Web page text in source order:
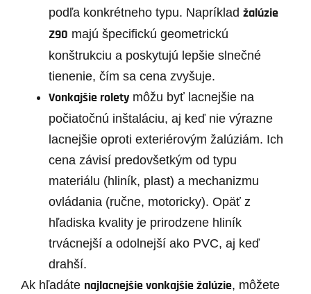
podľa konkrétneho typu. Napríklad žalúzie
Z90 majú špecifickú geometrickú
konštrukciu a poskytujú lepšie slnečné
tienenie, čím sa cena zvyšuje.
Vonkajšie rolety môžu byť lacnejšie na
počiatočnú inštaláciu, aj keď nie výrazne
lacnejšie oproti exteriérovým žalúziám. Ich
cena závisí predovšetkým od typu
materiálu (hliník, plast) a mechanizmu
ovládania (ručne, motoricky). Opäť z
hľadiska kvality je prirodzene hliník
trvácnejší a odolnejší ako PVC, aj keď
drahší.
Ak hľadáte najlacnejšie vonkajšie žalúzie, môžete